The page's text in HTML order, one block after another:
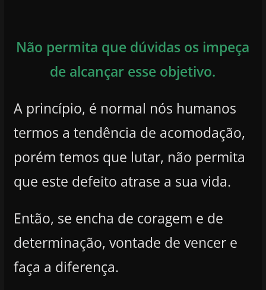
Não permita que dúvidas os impeça
de alcançar esse objetivo.
A princípio, é normal nós humanos
termos a tendência de acomodação,
porém temos que lutar, não permita
que este defeito atrase a sua vida.
Então, se encha de coragem e de
determinação, vontade de vencer e
faça a diferença.